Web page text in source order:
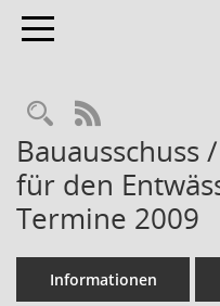
Toggle navigation
RSS-Feed
Bauausschuss
für den
Termine 2009
Informationen